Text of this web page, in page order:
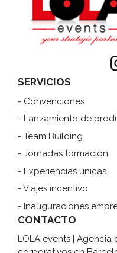
SERVICIOS
- Convenciones
- Lanzamiento de
- Team Building
- Jornadas formación
- Experiencias únicas
- Viajes incentivo
- Inauguraciones
CONTACTO
LOLA events | Agencia